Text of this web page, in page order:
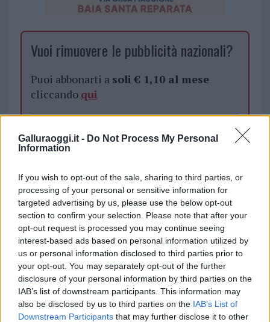
Galluraoggi.it - Do Not Process My Personal
Information
If you wish to opt-out of the sale, sharing to third parties, or
processing of your personal or sensitive information for
targeted advertising by us, please use the below opt-out
section to confirm your selection. Please note that after your
opt-out request is processed you may continue seeing
interest-based ads based on personal information utilized by
us or personal information disclosed to third parties prior to
your opt-out. You may separately opt-out of the further
disclosure of your personal information by third parties on the
IAB’s list of downstream participants. This information may
also be disclosed by us to third parties on the IAB’s List of
Downstream Participants that may further disclose it to other
Vuoi rimuovere le pubblicità nazionali?
Puoi abbonarti a soli € 1,10 al mese
cliccando qui
Sei già abbonato?
sezioneLogindal menù del sito o
cliccandoqui
TEMI: Noleggio Olbia
Inviaci le tue segnalazioni,
i tuoi video e le tue foto
Su WhatsApp al numero +39
345 356 7512